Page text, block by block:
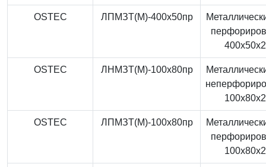
OSTEC ЛПМЗТ(М)-400x50пр
OSTEC ЛНМЗТ(М)-100x80пр
OSTEC ЛПМЗТ(М)-100x80пр